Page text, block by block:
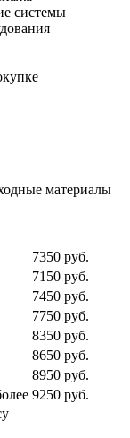
системы
материалы
7350 руб.
7150 руб.
7450 руб.
7750 руб.
8350 руб.
8650 руб.
8950 руб.
9250 руб.